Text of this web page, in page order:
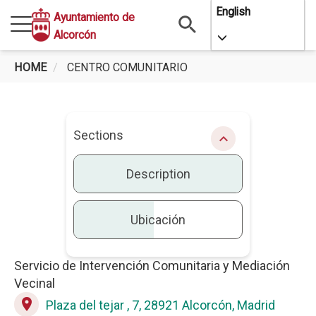
to
content
Ayuntamiento de
Alcorcón
English
Toggle
HOME CENTRO COMUNITARIO
Sections chevron_right
Description
Ubicación
Description
Servicio de Intervención Comunitaria y Mediación
Vecinal
place Plaza del tejar , 7, 28921 Alcorcón, Madrid